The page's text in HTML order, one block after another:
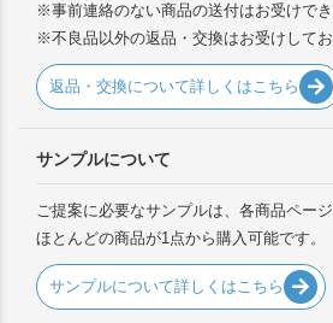
※事前連絡のない商品の送付はお受けでき
※不良品以外の返品・交換はお受けしてお
返品・交換について詳しくはこちら
サンプルについて
ご提案に必要なサンプルは、各商品ペー
ほとんどの商品が1点から購入可能です。
サンプルについて詳しくはこちら